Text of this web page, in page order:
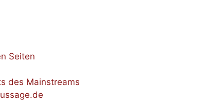
e
Seiten
des Mainstreams